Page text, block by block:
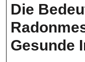
Die
Gesunde